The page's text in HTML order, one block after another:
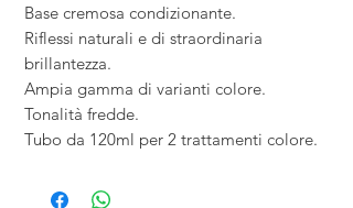
Base cremosa condizionante.
Riflessi naturali e di straordinaria
brillantezza.
Ampia gamma di varianti colore.
Tonalità fredde.
Tubo da 120ml per 2 trattamenti colore.